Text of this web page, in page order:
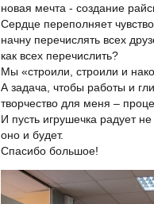
новая мечта - создание
Сердце переполняет
начну перечислять всех
как всех перечислить?
Мы «строили, строили и
А задача, чтобы работы и
творчество для меня –
И пусть игрушечка радует
оно и будет.
Спасибо большое!